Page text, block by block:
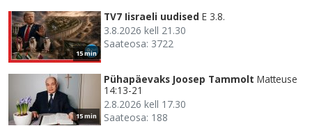
15 min
TV7 Iisraeli uudised E 3.8.
3.8.2026 kell 21.30
Saateosa: 3722
15 min
Pühapäevaks Joosep Tammolt Matteuse
14:13-21
2.8.2026 kell 17.30
Saateosa: 188